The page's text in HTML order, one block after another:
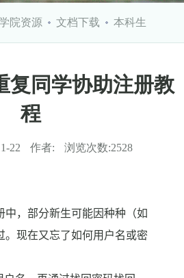
院资源 文档下载 本科生
复同学协助注册教
程
22 作者: 浏览次数:2528
中，部分新生可能因种种（如
。现在又忘了如何用户名或密